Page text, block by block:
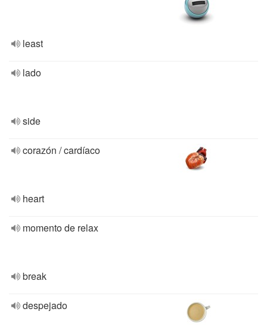
least
lado
side
corazón / cardíaco
heart
momento de relax
break
despejado